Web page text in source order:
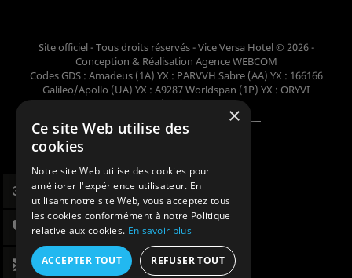
Site officiel - Tous droits réservés - Vice Versa Hotel © 2026 -
Conception & Réalisation Agence WEBCOM
Codes GDS : Amadeus (1A) YX : PARVVH Sabre (AA) YX : 166166
Galileo/Apollo (UA) YX : A9287 Worldspan (1P) YX : ORYVI
Pegasus (WB) YX : 62698×
Ce site Web utilise des
cookies
Notre site Web utilise des cookies pour
améliorer l'expérience utilisateur. En
utilisant notre site Web, vous acceptez tous
les cookies conformément à notre Politique
relative aux cookies. En savoir plus
ACCEPTER TOUT REFUSER TOUT